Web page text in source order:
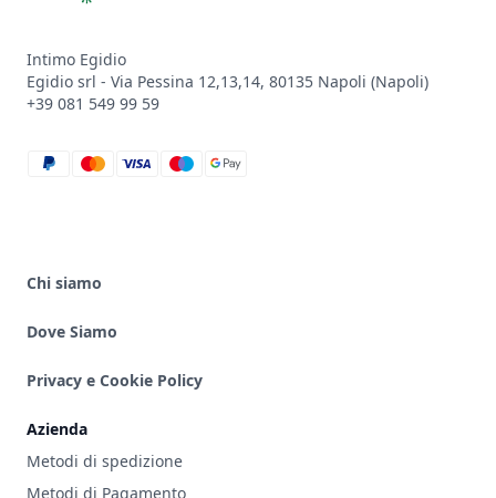
Intimo Egidio
Egidio srl - Via Pessina 12,13,14, 80135 Napoli (Napoli)
+39 081 549 99 59
paypal
mastercard
visa
maestro
google_pay
Chi siamo
Dove Siamo
Privacy e Cookie Policy
Azienda
Metodi di spedizione
Metodi di Pagamento